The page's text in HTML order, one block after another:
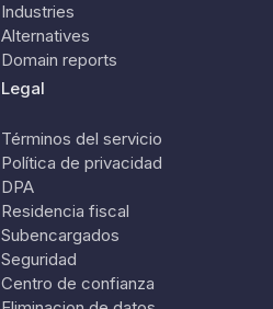
Industries
Alternatives
Domain reports
Legal
Términos del servicio
Política de privacidad
DPA
Residencia fiscal
Subencargados
Seguridad
Centro de confianza